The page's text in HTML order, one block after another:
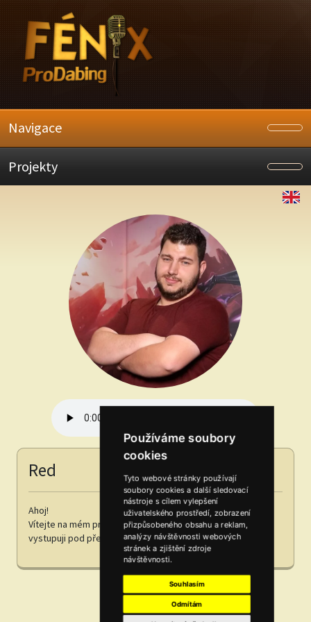
Používáme soubory
cookies
Tyto webové stránky používají
soubory cookies a další sledovací
nástroje s cílem vylepšení
uživatelského prostředí, zobrazení
přizpůsobeného obsahu a reklam,
analýzy návštěvnosti webových
stránek a zjištění zdroje
návštěvnosti.
Souhlasím
Odmítám
Navigace
Projekty
Red
Ahoj!
Vítejte na mém profilu. Jmenuji se Jakub a na internetu
vystupuji pod přezdívkou Redlightning.